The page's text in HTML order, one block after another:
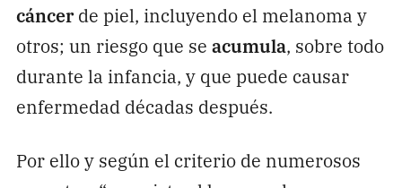
cáncerde piel, incluyendo el melanoma y
otros; un riesgo que se acumula, sobre todo
durante la infancia, y que puede causar
enfermedad décadas después.
Por ello y según el criterio de numerosos